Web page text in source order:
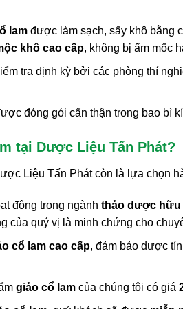
lamđược làm sạch, sấy khô bằng
khô cao cấp, không bị ẩm mốc
tra định kỳ bởi các phòng thí
đóng gói cẩn thận trong bao bì
tại Dược Liệu Tấn Phát?
Liệu Tấn Phát còn là lựa chọn
động trong ngành thảo dược hữu
của quý vị là minh chứng cho
cổ lam cao cấp, đảm bảo dược
giảo cổ lamcủa chúng tôi có giá